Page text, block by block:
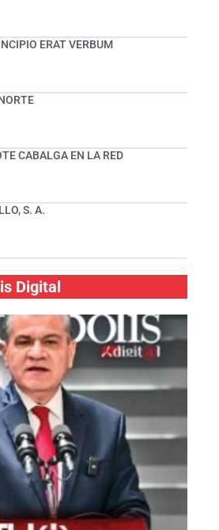
ERAT VERBUM
CABALGA EN LA RED
S. A.
Digital